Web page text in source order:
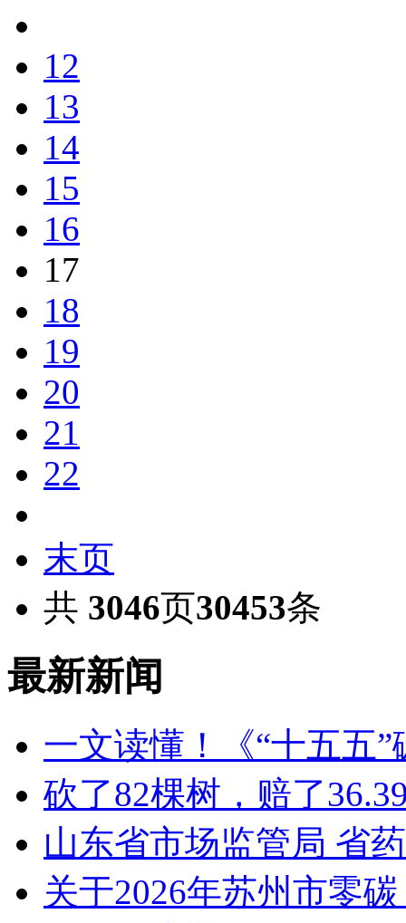
12
13
14
15
16
17
18
19
20
21
22
末页
共 3046页30453条
最新新闻
一文读懂！《“十五五
砍了82棵树，赔了
山东省市场监管局 省
关于2026年苏州市零